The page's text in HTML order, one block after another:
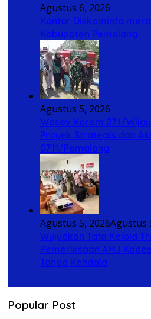
Agustus 6, 2026
Kantor Diskominfo
Kabupaten Pemalang.
Agustus 5, 2026
Wasev Korem 071/
Proyek Strategis dan
0711/Pemalang
Agustus 5, 2026Agustus
Wujudkan Tata Kelola
Pemeriksaan AMJ
Tanpa Kendala
Popular Post